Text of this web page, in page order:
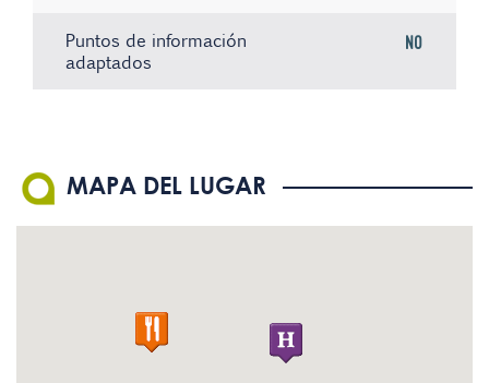
Puntos de información
adaptados
No
MAPA DEL LUGAR